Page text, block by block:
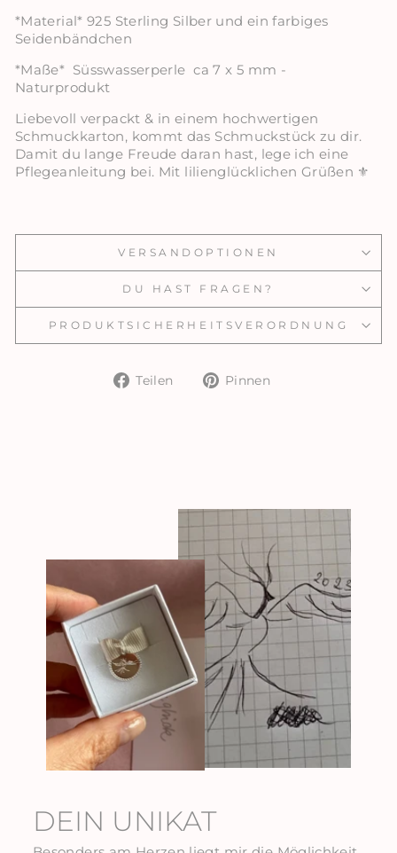
*Material* 925 Sterling Silber und ein farbiges
Seidenbändchen
*Maße* Süsswasserperle ca 7 x 5 mm -
Naturprodukt
Liebevoll verpackt & in einem hochwertigen
Schmuckkarton, kommt das Schmuckstück zu dir.
Damit du lange Freude daran hast, lege ich eine
Pflegeanleitung bei. Mit lilienglücklichen Grüßen ⚜️
VERSANDOPTIONEN
DU HAST FRAGEN?
PRODUKTSICHERHEITSVERORDNUNG
Teilen
Auf
Pinnen
DEIN UNIKAT